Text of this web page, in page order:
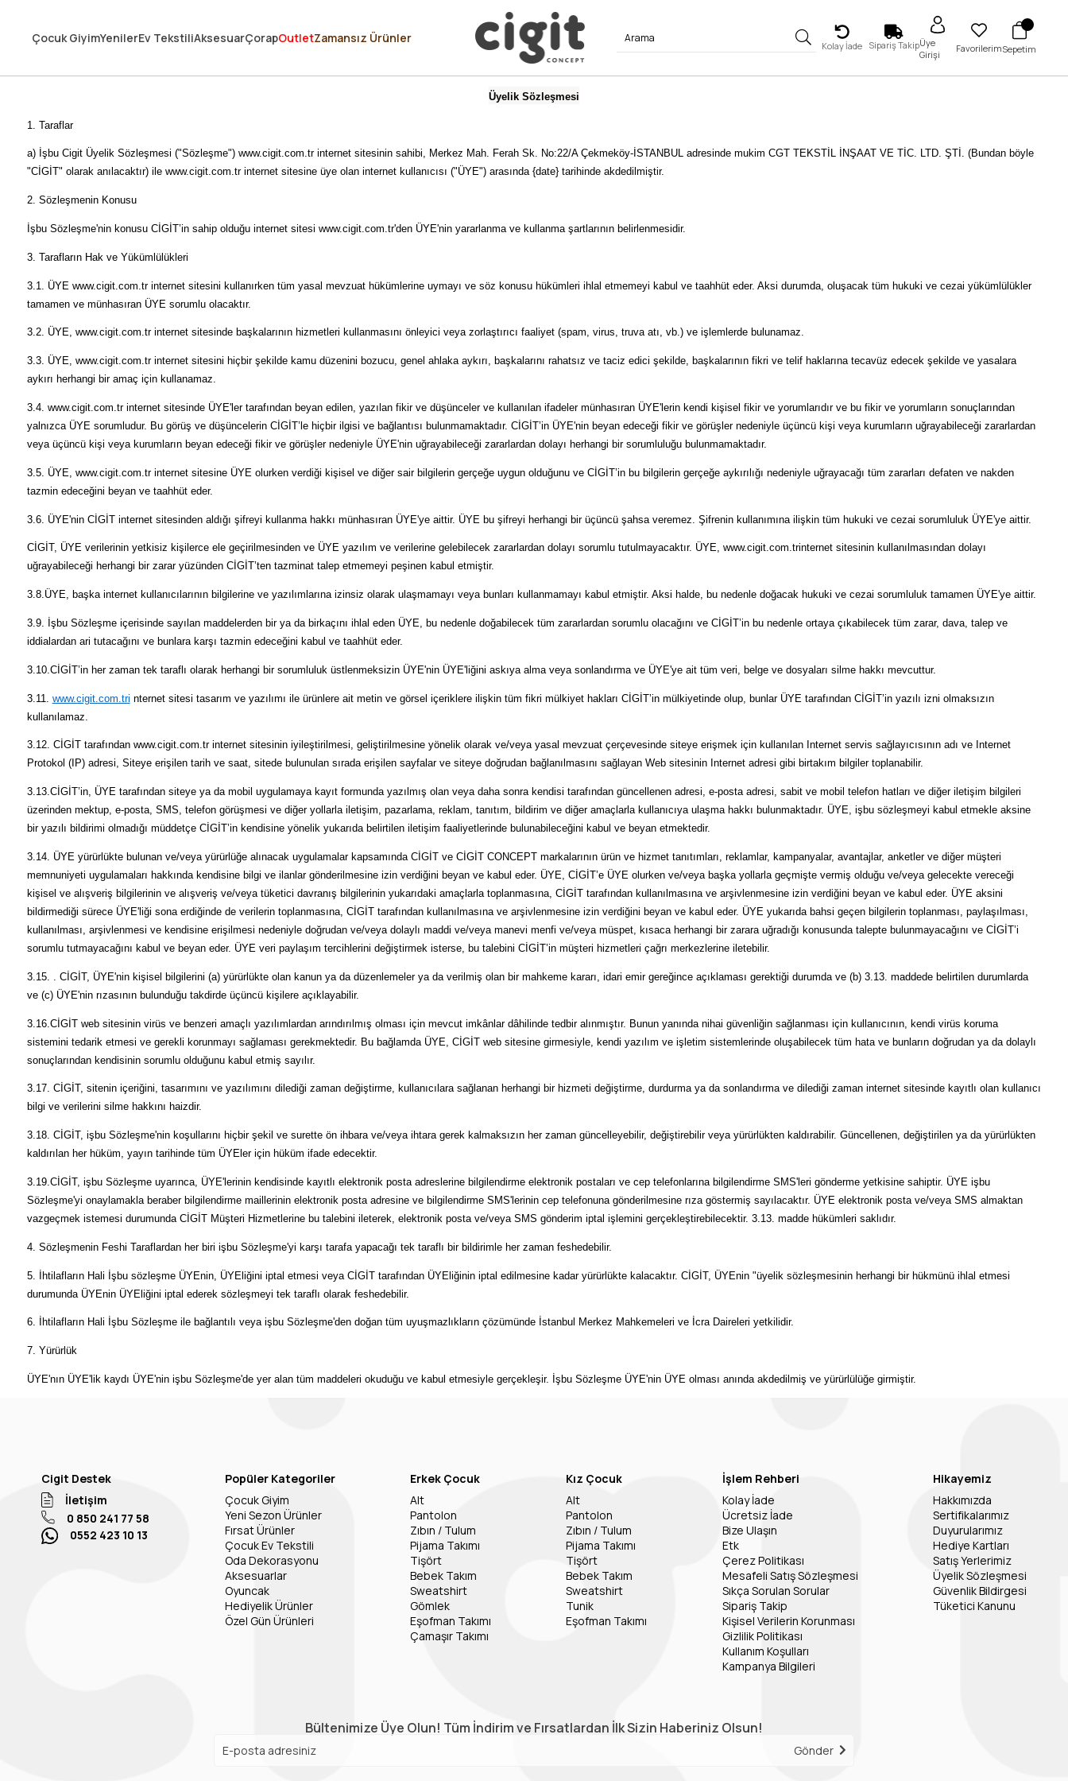
3 MİLYONDAN FAZLA MUTLU MÜŞTERİ ❤️ 10 MİLYON ÜRÜN
Çocuk GiyimYenilerEv TekstiliAksesuarÇorapOutletZamansız Ürünler
Kolay İade Sipariş TakipÜye
Girişi
FavorilerimSepetim
Üyelik Sözleşmesi
1. Taraflar
a) İşbu Cigit Üyelik Sözleşmesi ("Sözleşme") www.cigit.com.tr internet sitesinin sahibi, Merkez Mah. Ferah Sk. No:22/A Çekmeköy-İSTANBUL adresinde mukim CGT TEKSTİL İNŞAAT VE TİC. LTD. ŞTİ. (Bundan böyle
"CİGİT" olarak anılacaktır) ile www.cigit.com.tr internet sitesine üye olan internet kullanıcısı ("ÜYE") arasında {date} tarihinde akdedilmiştir.
2. Sözleşmenin Konusu
İşbu Sözleşme'nin konusu CİGİT’in sahip olduğu internet sitesi www.cigit.com.tr'den ÜYE'nin yararlanma ve kullanma şartlarının belirlenmesidir.
3. Tarafların Hak ve Yükümlülükleri
3.1. ÜYE www.cigit.com.tr internet sitesini kullanırken tüm yasal mevzuat hükümlerine uymayı ve söz konusu hükümleri ihlal etmemeyi kabul ve taahhüt eder. Aksi durumda, oluşacak tüm hukuki ve cezai yükümlülükler
tamamen ve münhasıran ÜYE sorumlu olacaktır.
3.2. ÜYE, www.cigit.com.tr internet sitesinde başkalarının hizmetleri kullanmasını önleyici veya zorlaştırıcı faaliyet (spam, virus, truva atı, vb.) ve işlemlerde bulunamaz.
3.3. ÜYE, www.cigit.com.tr internet sitesini hiçbir şekilde kamu düzenini bozucu, genel ahlaka aykırı, başkalarını rahatsız ve taciz edici şekilde, başkalarının fikri ve telif haklarına tecavüz edecek şekilde ve yasalara
aykırı herhangi bir amaç için kullanamaz.
3.4. www.cigit.com.tr internet sitesinde ÜYE'ler tarafından beyan edilen, yazılan fikir ve düşünceler ve kullanılan ifadeler münhasıran ÜYE'lerin kendi kişisel fikir ve yorumlarıdır ve bu fikir ve yorumların sonuçlarından
yalnızca ÜYE sorumludur. Bu görüş ve düşüncelerin CİGİT’le hiçbir ilgisi ve bağlantısı bulunmamaktadır. CİGİT’in ÜYE'nin beyan edeceği fikir ve görüşler nedeniyle üçüncü kişi veya kurumların uğrayabileceği zararlardan
veya üçüncü kişi veya kurumların beyan edeceği fikir ve görüşler nedeniyle ÜYE'nin uğrayabileceği zararlardan dolayı herhangi bir sorumluluğu bulunmamaktadır.
3.5. ÜYE, www.cigit.com.tr internet sitesine ÜYE olurken verdiği kişisel ve diğer sair bilgilerin gerçeğe uygun olduğunu ve CİGİT’in bu bilgilerin gerçeğe aykırılığı nedeniyle uğrayacağı tüm zararları defaten ve nakden
tazmin edeceğini beyan ve taahhüt eder.
3.6. ÜYE'nin CİGİT internet sitesinden aldığı şifreyi kullanma hakkı münhasıran ÜYE'ye aittir. ÜYE bu şifreyi herhangi bir üçüncü şahsa veremez. Şifrenin kullanımına ilişkin tüm hukuki ve cezai sorumluluk ÜYE'ye aittir.
CİGİT, ÜYE verilerinin yetkisiz kişilerce ele geçirilmesinden ve ÜYE yazılım ve verilerine gelebilecek zararlardan dolayı sorumlu tutulmayacaktır. ÜYE, www.cigit.com.trinternet sitesinin kullanılmasından dolayı
uğrayabileceği herhangi bir zarar yüzünden CİGİT’ten tazminat talep etmemeyi peşinen kabul etmiştir.
3.8.ÜYE, başka internet kullanıcılarının bilgilerine ve yazılımlarına izinsiz olarak ulaşmamayı veya bunları kullanmamayı kabul etmiştir. Aksi halde, bu nedenle doğacak hukuki ve cezai sorumluluk tamamen ÜYE'ye aittir.
3.9. İşbu Sözleşme içerisinde sayılan maddelerden bir ya da birkaçını ihlal eden ÜYE, bu nedenle doğabilecek tüm zararlardan sorumlu olacağını ve CİGİT’in bu nedenle ortaya çıkabilecek tüm zarar, dava, talep ve
iddialardan ari tutacağını ve bunlara karşı tazmin edeceğini kabul ve taahhüt eder.
3.10.CİGİT’in her zaman tek taraflı olarak herhangi bir sorumluluk üstlenmeksizin ÜYE'nin ÜYE'liğini askıya alma veya sonlandırma ve ÜYE'ye ait tüm veri, belge ve dosyaları silme hakkı mevcuttur.
3.11. www.cigit.com.tri nternet sitesi tasarım ve yazılımı ile ürünlere ait metin ve görsel içeriklere ilişkin tüm fikri mülkiyet hakları CİGİT’in mülkiyetinde olup, bunlar ÜYE tarafından CİGİT’in yazılı izni olmaksızın
kullanılamaz.
3.12. CİGİT tarafından www.cigit.com.tr internet sitesinin iyileştirilmesi, geliştirilmesine yönelik olarak ve/veya yasal mevzuat çerçevesinde siteye erişmek için kullanılan Internet servis sağlayıcısının adı ve Internet
Protokol (IP) adresi, Siteye erişilen tarih ve saat, sitede bulunulan sırada erişilen sayfalar ve siteye doğrudan bağlanılmasını sağlayan Web sitesinin Internet adresi gibi birtakım bilgiler toplanabilir.
3.13.CİGİT’in, ÜYE tarafından siteye ya da mobil uygulamaya kayıt formunda yazılmış olan veya daha sonra kendisi tarafından güncellenen adresi, e-posta adresi, sabit ve mobil telefon hatları ve diğer iletişim bilgileri
üzerinden mektup, e-posta, SMS, telefon görüşmesi ve diğer yollarla iletişim, pazarlama, reklam, tanıtım, bildirim ve diğer amaçlarla kullanıcıya ulaşma hakkı bulunmaktadır. ÜYE, işbu sözleşmeyi kabul etmekle aksine
bir yazılı bildirimi olmadığı müddetçe CİGİT’in kendisine yönelik yukarıda belirtilen iletişim faaliyetlerinde bulunabileceğini kabul ve beyan etmektedir.
3.14. ÜYE yürürlükte bulunan ve/veya yürürlüğe alınacak uygulamalar kapsamında CİGİT ve CİGİT CONCEPT markalarının ürün ve hizmet tanıtımları, reklamlar, kampanyalar, avantajlar, anketler ve diğer müşteri
memnuniyeti uygulamaları hakkında kendisine bilgi ve ilanlar gönderilmesine izin verdiğini beyan ve kabul eder. ÜYE, CİGİT’e ÜYE olurken ve/veya başka yollarla geçmişte vermiş olduğu ve/veya gelecekte vereceği
kişisel ve alışveriş bilgilerinin ve alışveriş ve/veya tüketici davranış bilgilerinin yukarıdaki amaçlarla toplanmasına, CİGİT tarafından kullanılmasına ve arşivlenmesine izin verdiğini beyan ve kabul eder. ÜYE aksini
bildirmediği sürece ÜYE'liği sona erdiğinde de verilerin toplanmasına, CİGİT tarafından kullanılmasına ve arşivlenmesine izin verdiğini beyan ve kabul eder. ÜYE yukarıda bahsi geçen bilgilerin toplanması, paylaşılması,
kullanılması, arşivlenmesi ve kendisine erişilmesi nedeniyle doğrudan ve/veya dolaylı maddi ve/veya manevi menfi ve/veya müspet, kısaca herhangi bir zarara uğradığı konusunda talepte bulunmayacağını ve CİGİT’i
sorumlu tutmayacağını kabul ve beyan eder. ÜYE veri paylaşım tercihlerini değiştirmek isterse, bu talebini CİGİT’in müşteri hizmetleri çağrı merkezlerine iletebilir.
3.15. . CİGİT, ÜYE'nin kişisel bilgilerini (a) yürürlükte olan kanun ya da düzenlemeler ya da verilmiş olan bir mahkeme kararı, idari emir gereğince açıklaması gerektiği durumda ve (b) 3.13. maddede belirtilen durumlarda
ve (c) ÜYE'nin rızasının bulunduğu takdirde üçüncü kişilere açıklayabilir.
3.16.CİGİT web sitesinin virüs ve benzeri amaçlı yazılımlardan arındırılmış olması için mevcut imkânlar dâhilinde tedbir alınmıştır. Bunun yanında nihai güvenliğin sağlanması için kullanıcının, kendi virüs koruma
sistemini tedarik etmesi ve gerekli korunmayı sağlaması gerekmektedir. Bu bağlamda ÜYE, CİGİT web sitesine girmesiyle, kendi yazılım ve işletim sistemlerinde oluşabilecek tüm hata ve bunların doğrudan ya da dolaylı
sonuçlarından kendisinin sorumlu olduğunu kabul etmiş sayılır.
3.17. CİGİT, sitenin içeriğini, tasarımını ve yazılımını dilediği zaman değiştirme, kullanıcılara sağlanan herhangi bir hizmeti değiştirme, durdurma ya da sonlandırma ve dilediği zaman internet sitesinde kayıtlı olan kullanıcı
bilgi ve verilerini silme hakkını haizdir.
3.18. CİGİT, işbu Sözleşme'nin koşullarını hiçbir şekil ve surette ön ihbara ve/veya ihtara gerek kalmaksızın her zaman güncelleyebilir, değiştirebilir veya yürürlükten kaldırabilir. Güncellenen, değiştirilen ya da yürürlükten
kaldırılan her hüküm, yayın tarihinde tüm ÜYEler için hüküm ifade edecektir.
3.19.CİGİT, işbu Sözleşme uyarınca, ÜYE'lerinin kendisinde kayıtlı elektronik posta adreslerine bilgilendirme elektronik postaları ve cep telefonlarına bilgilendirme SMS'leri gönderme yetkisine sahiptir. ÜYE işbu
Sözleşme'yi onaylamakla beraber bilgilendirme maillerinin elektronik posta adresine ve bilgilendirme SMS'lerinin cep telefonuna gönderilmesine rıza göstermiş sayılacaktır. ÜYE elektronik posta ve/veya SMS almaktan
vazgeçmek istemesi durumunda CİGİT Müşteri Hizmetlerine bu talebini ileterek, elektronik posta ve/veya SMS gönderim iptal işlemini gerçekleştirebilecektir. 3.13. madde hükümleri saklıdır.
4. Sözleşmenin Feshi Taraflardan her biri işbu Sözleşme'yi karşı tarafa yapacağı tek taraflı bir bildirimle her zaman feshedebilir.
5. İhtilafların Hali İşbu sözleşme ÜYEnin, ÜYEliğini iptal etmesi veya CİGİT tarafından ÜYEliğinin iptal edilmesine kadar yürürlükte kalacaktır. CİGİT, ÜYEnin "üyelik sözleşmesinin herhangi bir hükmünü ihlal etmesi
durumunda ÜYEnin ÜYEliğini iptal ederek sözleşmeyi tek taraflı olarak feshedebilir.
6. İhtilafların Hali İşbu Sözleşme ile bağlantılı veya işbu Sözleşme'den doğan tüm uyuşmazlıkların çözümünde İstanbul Merkez Mahkemeleri ve İcra Daireleri yetkilidir.
7. Yürürlük
ÜYE'nın ÜYE'lik kaydı ÜYE'nin işbu Sözleşme'de yer alan tüm maddeleri okuduğu ve kabul etmesiyle gerçekleşir. İşbu Sözleşme ÜYE'nin ÜYE olması anında akdedilmiş ve yürürlülüğe girmiştir.
Cigit Destek
İletişim
0 850 241 77 58
0552 423 10 13
Popüler Kategoriler
Çocuk Giyim
Yeni Sezon Ürünler
Fırsat Ürünler
Çocuk Ev Tekstili
Oda Dekorasyonu
Aksesuarlar
Oyuncak
Hediyelik Ürünler
Özel Gün Ürünleri
Erkek Çocuk
Alt
Pantolon
Zıbın / Tulum
Pijama Takımı
Tişört
Bebek Takım
Sweatshirt
Gömlek
Eşofman Takımı
Çamaşır Takımı
Kız Çocuk
Alt
Pantolon
Zıbın / Tulum
Pijama Takımı
Tişört
Bebek Takım
Sweatshirt
Tunik
Eşofman Takımı
İşlem Rehberi
Kolay İade
Ücretsiz İade
Bize Ulaşın
Etk
Çerez Politikası
Mesafeli Satış Sözleşmesi
Sıkça Sorulan Sorular
Sipariş Takip
Kişisel Verilerin Korunması
Gizlilik Politikası
Kullanım Koşulları
Kampanya Bilgileri
Hikayemiz
Hakkımızda
Sertifikalarımız
Duyurularımız
Hediye Kartları
Satış Yerlerimiz
Üyelik Sözleşmesi
Güvenlik Bildirgesi
Tüketici Kanunu
Bültenimize Üye Olun! Tüm İndirim ve Fırsatlardan İlk Sizin Haberiniz Olsun!
Gönder